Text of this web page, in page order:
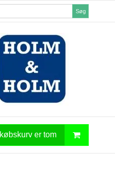
Søg
er tom